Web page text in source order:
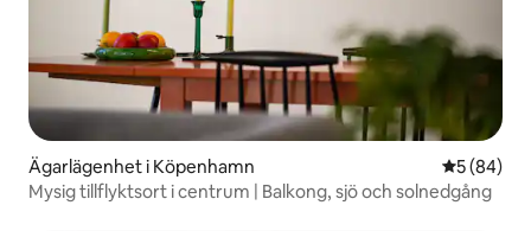
Ägarlägenhet i Köpenhamn 5 av 5 i
5 (84)
Mysig tillflyktsort i centrum | Balkong, sjö och solnedgång